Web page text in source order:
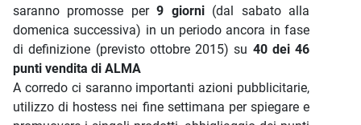
saranno promosse per9 giorni(dal sabato alla
domenica successiva) in un periodo ancora in fase
di definizione (previsto ottobre 2015) su 40 dei 46
punti vendita di ALMA
A corredo ci saranno importanti azioni pubblicitarie,
utilizzo di hostess nei fine settimana per spiegare e